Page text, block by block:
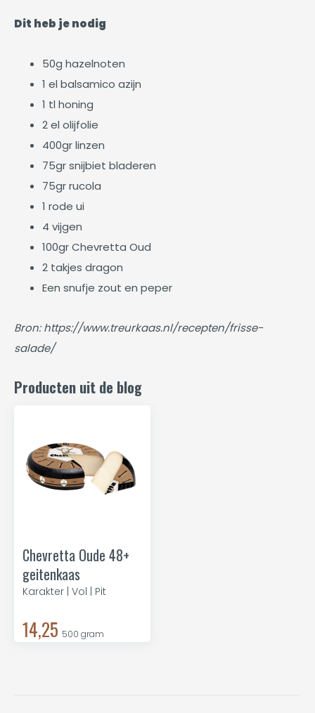
Dit heb je nodig
50g hazelnoten
1 el balsamico azijn
1 tl honing
2 el olijfolie
400gr linzen
75gr snijbiet bladeren
75gr rucola
1 rode ui
4 vijgen
100gr Chevretta Oud
2 takjes dragon
Een snufje zout en peper
Bron: https://www.treurkaas.nl/recepten/frisse-
salade/
Producten uit de blog
Chevretta Oude 48+
geitenkaas
Karakter | Vol | Pit
14,25 500 gram